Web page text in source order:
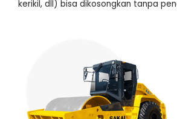
kerikil, dll) bisa dikosongkan tanpa